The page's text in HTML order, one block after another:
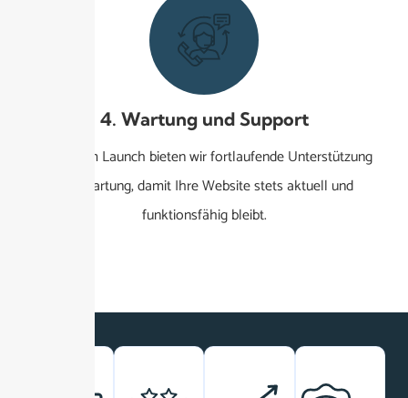
4. Wartung und Support
Nach dem Launch bieten wir fortlaufende Unterstützung
und Wartung, damit Ihre Website stets aktuell und
funktionsfähig bleibt.